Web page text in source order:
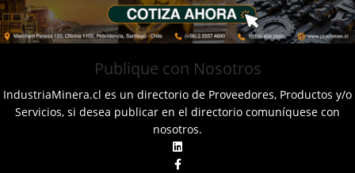
Publique con Nosotros
IndustriaMinera.cl es un directorio de Proveedores, Productos y/o
Servicios, si desea publicar en el directorio comuníquese con
nosotros.